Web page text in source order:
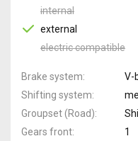
internal
external
electric compatible
Brake system
V-
Shifting system
Groupset (Road)
Gears front
1